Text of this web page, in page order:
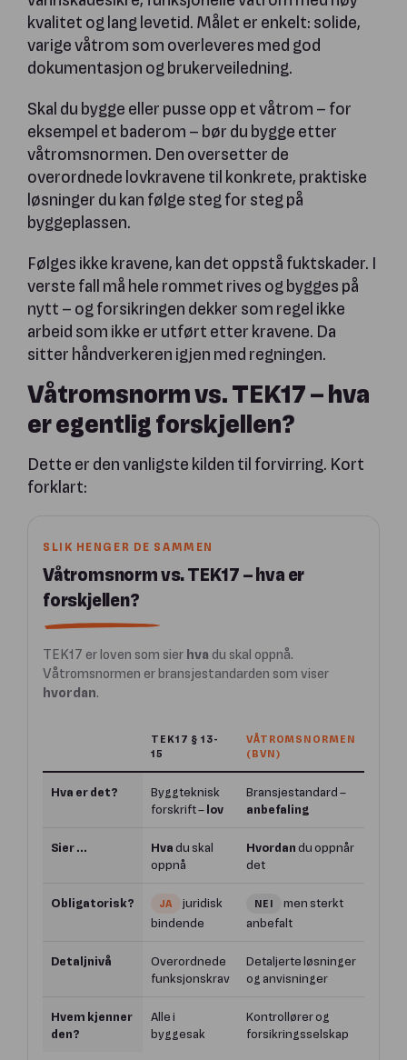
kvalitet og lang levetid. Målet er enkelt: solide,
varige våtrom som overleveres med god
dokumentasjon og brukerveiledning.
Skal du bygge eller pusse opp et våtrom – for
eksempel et baderom – bør du bygge etter
våtromsnormen. Den oversetter de
overordnede lovkravene til konkrete, praktiske
løsninger du kan følge steg for steg på
byggeplassen.
Følges ikke kravene, kan det oppstå fuktskader. I
verste fall må hele rommet rives og bygges på
nytt – og forsikringen dekker som regel ikke
arbeid som ikke er utført etter kravene. Da
sitter håndverkeren igjen med regningen.
Våtromsnorm vs. TEK17 – hva
er egentlig forskjellen?
Dette er den vanligste kilden til forvirring. Kort
forklart:
SLIK HENGER DE SAMMEN
Våtromsnorm vs. TEK17 – hva er
forskjellen?
TEK17 er loven som sier hva du skal oppnå.
Våtromsnormen er bransjestandarden som viser
hvordan.
TEK17 § 13-
15
VÅTROMSNORMEN
(BVN)
Hva er det?
Byggteknisk
forskrift –lov
Bransjestandard –
anbefaling
Sier ... Hvadu skal
oppnå
Hvordandu oppnår
det
Obligatorisk? JA
juridisk
bindende
NEI
men sterkt
anbefalt
Detaljnivå
Overordnede
funksjonskrav
Detaljerte løsninger
og anvisninger
Hvem kjenner
den?
Alle i
byggesak
Kontrollører og
forsikringsselskap